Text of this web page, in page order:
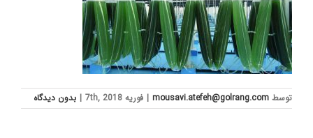
توسط mousavi.atefeh@golrang.com
| فوریه 7th, 2018 | بدون ديدگاه